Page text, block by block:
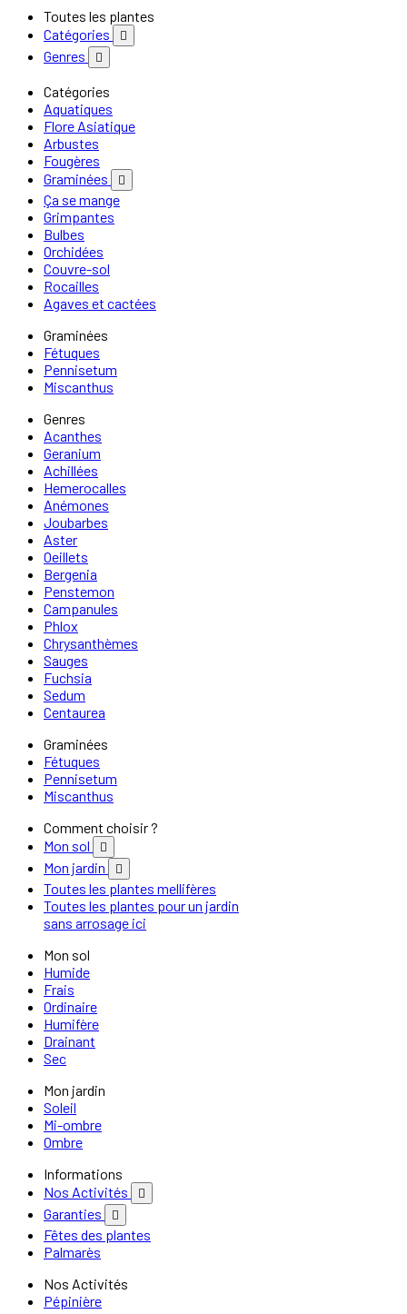
Toutes les plantes
Catégories

Genres 
Catégories
Aquatiques
Flore Asiatique
Arbustes
Fougères
Graminées

Ça se mange
Grimpantes
Bulbes
Orchidées
Couvre-sol
Rocailles
Agaves et cactées
Graminées
Fétuques
Pennisetum
Miscanthus
Genres
Acanthes
Geranium
Achillées
Hemerocalles
Anémones
Joubarbes
Aster
Oeillets
Bergenia
Penstemon
Campanules
Phlox
Chrysanthèmes
Sauges
Fuchsia
Sedum
Centaurea
Graminées
Fétuques
Pennisetum
Miscanthus
Comment choisir ?
Mon sol

Mon jardin 
Toutes les plantes mellifères
Toutes les plantes pour un jardin
sans arrosage ici
Mon sol
Humide
Frais
Ordinaire
Humifère
Drainant
Sec
Mon jardin
Soleil
Mi-ombre
Ombre
Informations
Nos Activités

Garanties 
Fêtes des plantes
Palmarès
Nos Activités
Pépinière